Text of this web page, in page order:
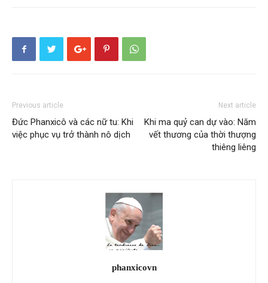
Previous article
Đức Phanxicô và các nữ tu: Khi
việc phục vụ trở thành nô dịch
Next article
Khi ma quỷ can dự vào: Năm
vết thương của thời thượng
thiêng liêng
phanxicovn